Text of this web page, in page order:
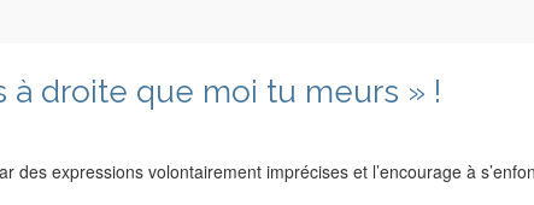
droite que moi tu meurs » !
expressions volontairement imprécises et l’encourage à